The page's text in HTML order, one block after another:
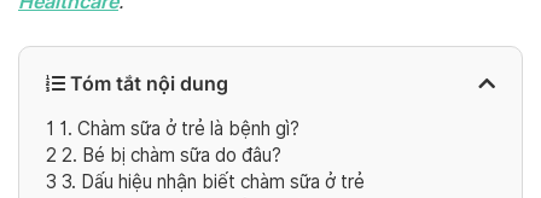
Tóm tắt nội dung
1 1. Chàm sữa ở trẻ là bệnh gì?
2 2. Bé bị chàm sữa do đâu?
3 3. Dấu hiệu nhận biết chàm sữa ở trẻ